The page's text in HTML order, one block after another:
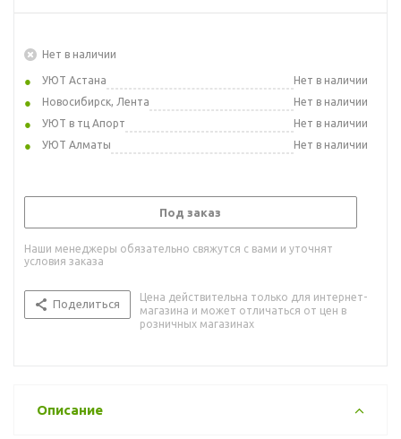
Нет в наличии
УЮТ Астана
Нет в наличии
Новосибирск, Лента
Нет в наличии
УЮТ в тц Апорт
Нет в наличии
УЮТ Алматы
Нет в наличии
Под заказ
Наши менеджеры обязательно свяжутся с вами и уточнят
условия заказа
Поделиться
Цена действительна только для интернет-
магазина и может отличаться от цен в
розничных магазинах
Описание